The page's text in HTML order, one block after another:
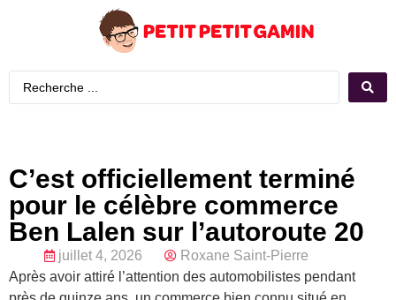
C’est officiellement terminé
pour le célèbre commerce
Ben Lalen sur l’autoroute 20
juillet 4, 2026
Roxane Saint-Pierre
Après avoir attiré l’attention des automobilistes pendant